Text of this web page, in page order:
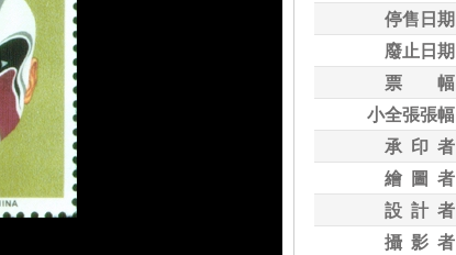
停售日期
廢止日期
票 幅
小全張張幅
承 印 者
繪 圖 者
設 計 者
攝 影 者